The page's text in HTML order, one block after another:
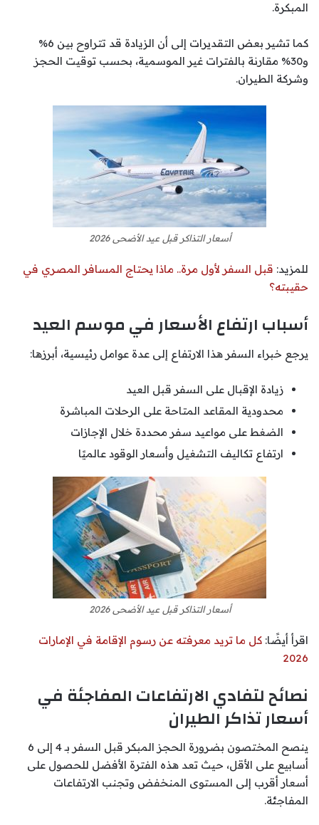
المبكرة.
كما تشير بعض التقديرات إلى أن الزيادة قد تتراوح بين 6%
و30% مقارنة بالفترات غير الموسمية، بحسب توقيت الحجز
وشركة الطيران.
أسعار التذاكر قبل عيد الأضحى 2026
للمزيد: قبل السفر لأول مرة.. ماذا يحتاج المسافر المصري في
حقيبته؟
أسباب ارتفاع الأسعار في موسم العيد
يرجع خبراء السفر هذا الارتفاع إلى عدة عوامل رئيسية، أبرزها:
زيادة الإقبال على السفر قبل العيد
محدودية المقاعد المتاحة على الرحلات المباشرة
الضغط على مواعيد سفر محددة خلال الإجازات
ارتفاع تكاليف التشغيل وأسعار الوقود عالميًا
أسعار التذاكر قبل عيد الأضحى 2026
اقرأ أيضًا: كل ما تريد معرفته عن رسوم الإقامة في الإمارات
2026
نصائح لتفادي الارتفاعات المفاجئة في
أسعار تذاكر الطيران
ينصح المختصون بضرورة الحجز المبكر قبل السفر بـ 4 إلى 6
أسابيع على الأقل، حيث تعد هذه الفترة الأفضل للحصول على
أسعار أقرب إلى المستوى المنخفض وتجنب الارتفاعات
المفاجئة.